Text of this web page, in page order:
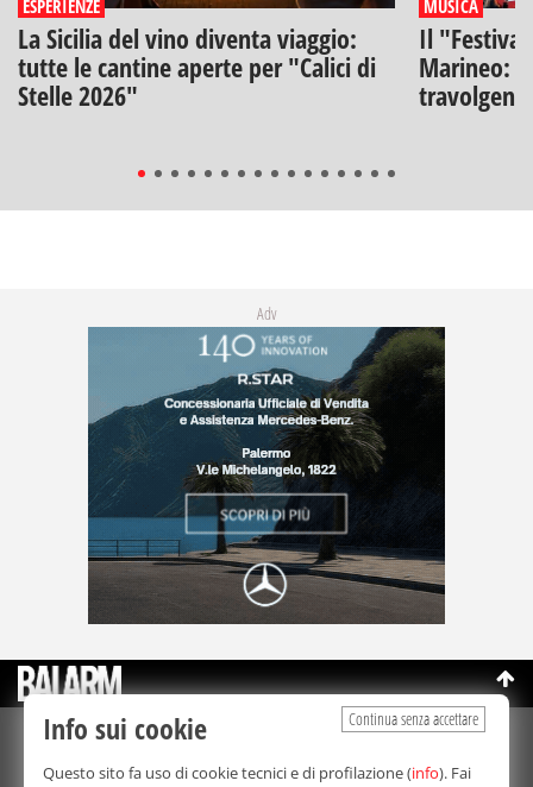
ESPERIENZE
La Sicilia del vino diventa viaggio:
tutte le cantine aperte per "Calici di
Stelle 2026"
MUSICA
Il
Marineo:
Adv
©Copyright 2003-2026
Bmedia Srl- P.IVA 07064240828
Continua senza accettare
Info sui cookie
Questo sito fa uso di cookie tecnici e di profilazione (info). Fai